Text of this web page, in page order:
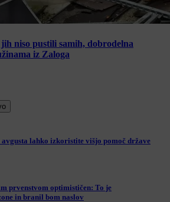
niso pustili samih, dobrodelna
iz Zaloga
avgusta lahko izkoristite višjo pomoč države
prvenstvom optimističen: To je
in branil bom naslov